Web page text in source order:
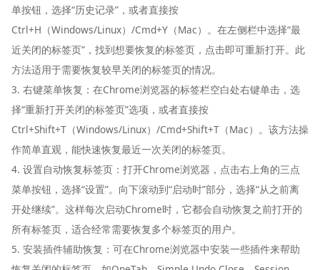
单按钮，选择“历史记录”，或者直接按
Ctrl+H（Windows/Linux）/Cmd+Y（Mac）。在左侧栏中选择“最
近关闭的标签页”，找到想要恢复的标签页，点击即可重新打开。此
方法适用于需要恢复较早关闭的标签页的情况。
3. 右键菜单恢复：在Chrome浏览器的标签栏空白处右键单击，选
择“重新打开关闭的标签页”选项，或者直接按
Ctrl+Shift+T（Windows/Linux）/Cmd+Shift+T（Mac）。该方法操
作简单直观，能快速恢复最近一次关闭的标签页。
4. 设置自动恢复标签页：打开Chrome浏览器，点击右上角的三点
菜单按钮，选择“设置”。向下滚动到“启动时”部分，选择“从之前离
开处继续”。这样每次启动Chrome时，它都会自动恢复之前打开的
所有标签页，适合经常需要恢复多个标签页的用户。
5. 安装插件辅助恢复：可在Chrome浏览器中安装一些插件来帮助